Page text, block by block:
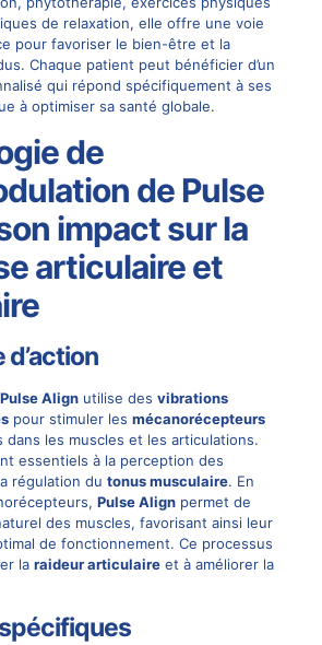
de relaxation, elle offre une voie
pour favoriser le bien-être et la
Chaque patient peut bénéficier d’un
qui répond spécifiquement à ses
à optimiser sa santé globale.
de
de Pulse
impact sur la
articulaire et
Pulse Alignutilise des vibrations
pour stimuler les mécanorécepteurs
les muscles et les articulations.
essentiels à la perception des
régulation du tonus musculaire. En
Pulse Alignpermet de
des muscles, favorisant ainsi leur
de fonctionnement. Ce processus
la raideur articulaireet à améliorer la